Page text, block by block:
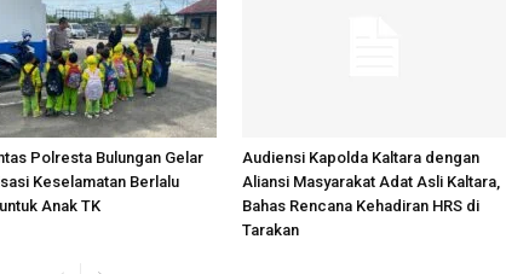
Polresta Bulungan Gelar
Keselamatan Berlalu
Anak TK
Audiensi Kapolda Kaltara dengan
Aliansi Masyarakat Adat Asli Kaltara,
Bahas Rencana Kehadiran HRS di
Tarakan